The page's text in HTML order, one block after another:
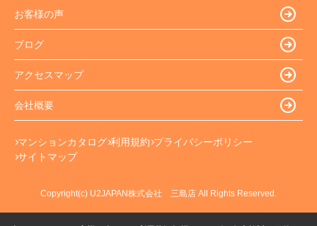
お客様の声
ブログ
アクセスマップ
会社概要
マンションカタログ 利用規約 プライバシーポリシー
サイトマップ
Copyright(c) U2JAPAN株式会社 三島店 All Rights Reserved.